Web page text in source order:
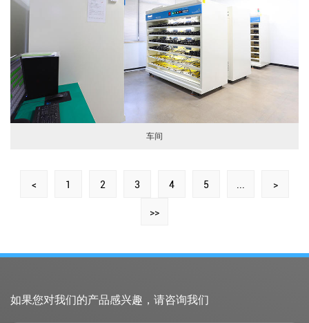
车间
< 1 2 3 4 5 ... >
>>
如果您对我们的产品感兴趣，请咨询我们